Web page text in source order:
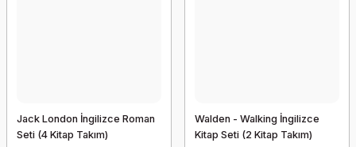
Jack London İngilizce Roman
Seti (4 Kitap Takım)
Walden - Walking İngilizce
Kitap Seti (2 Kitap Takım)